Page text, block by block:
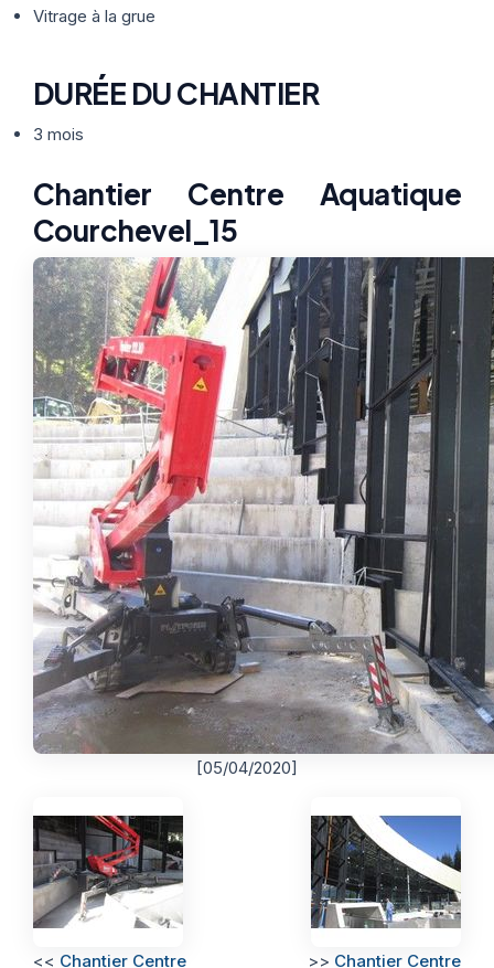
Vitrage à la grue
DURÉE DU CHANTIER
3 mois
Chantier Centre Aquatique
Courchevel_15
[05/04/2020]
<< Chantier Centre >> Chantier Centre